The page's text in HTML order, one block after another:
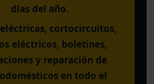
días del año.
cortocircuitos,
eléctricos, boletines,
y reparación de
en todo el